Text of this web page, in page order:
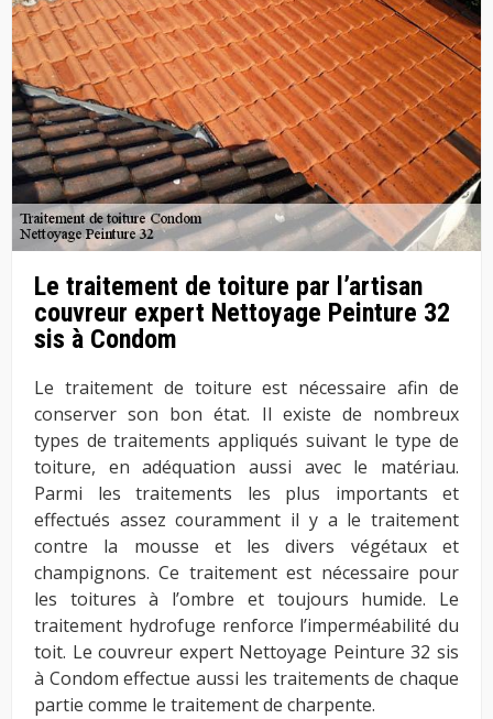
Le traitement de toiture par l’artisan
couvreur expert Nettoyage Peinture 32
sis à Condom
Le traitement de toiture est nécessaire afin de
conserver son bon état. Il existe de nombreux
types de traitements appliqués suivant le type de
toiture, en adéquation aussi avec le matériau.
Parmi les traitements les plus importants et
effectués assez couramment il y a le traitement
contre la mousse et les divers végétaux et
champignons. Ce traitement est nécessaire pour
les toitures à l’ombre et toujours humide. Le
traitement hydrofuge renforce l’imperméabilité du
toit. Le couvreur expert Nettoyage Peinture 32 sis
à Condom effectue aussi les traitements de chaque
partie comme le traitement de charpente.